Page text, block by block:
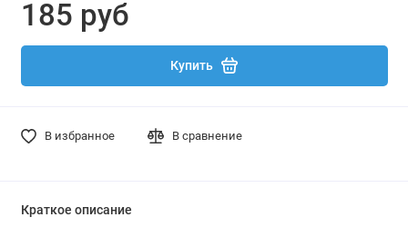
185 руб
Купить
В избранное В сравнение
Краткое описание